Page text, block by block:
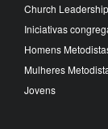
Church Leadership
Iniciativas
Homens
Mulheres
Jovens